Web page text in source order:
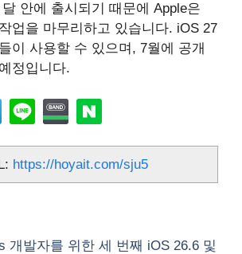
안에 출시되기 때문에 Apple은
업을 마무리하고 있습니다. ‌iOS 27‌
이 사용할 수 있으며, 7월에 공개
정입니다.
https://hoyait.com/sju5
개발자를 위한 세 번째 iOS 26.6 및